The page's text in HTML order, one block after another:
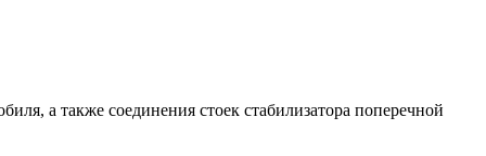
а также соединения стоек стабилизатора поперечной